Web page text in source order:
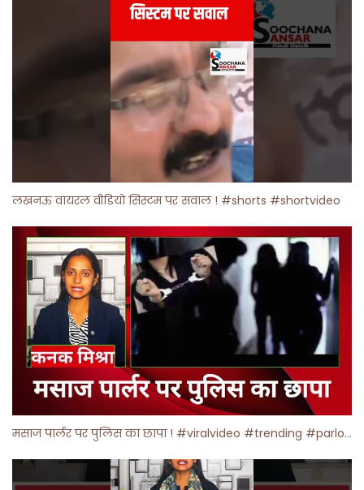
लखनऊ वायरल वीडियो सिस्टम पर सवाल ! #shorts #shortvideo
मसाज पार्लर पर पुलिस का छापा ! #viralvideo #trending #parlour